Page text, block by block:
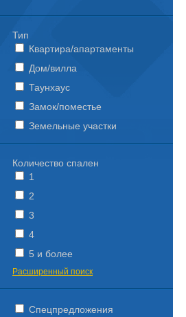
Тип
Квартира/апартаменты
Дом/вилла
Таунхаус
Замок/поместье
Земельные участки
Количество спален
1
2
3
4
5 и более
Расширенный поиск
Спецпредложения